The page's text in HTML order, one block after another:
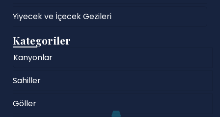
Yiyecek ve İçecek Gezileri
Kategoriler
Kanyonlar
Sahiller
Göller